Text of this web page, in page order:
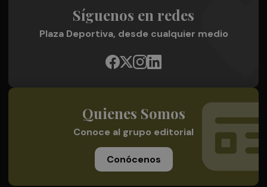
Síguenos en redes
Plaza Deportiva, desde cualquier medio
Quienes Somos
Conoce al grupo editorial
Conócenos